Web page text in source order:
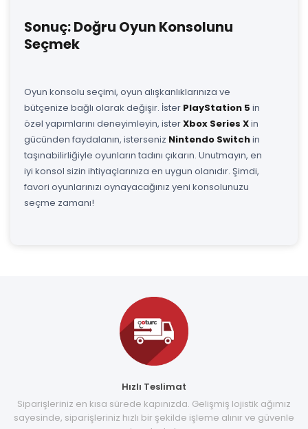
Sonuç: Doğru Oyun Konsolunu
Seçmek
Oyun konsolu seçimi, oyun alışkanlıklarınıza ve
bütçenize bağlı olarak değişir. İster PlayStation 5 in
özel yapımlarını deneyimleyin, isterXbox Series Xin
gücünden faydalanın, isterseniz Nintendo Switchin
taşınabilirliğiyle oyunların tadını çıkarın. Unutmayın, en
iyi konsol sizin ihtiyaçlarınıza en uygun olanıdır. Şimdi,
favori oyunlarınızı oynayacağınız yeni konsolunuzu
seçme zamanı!
Hızlı Teslimat
Siparişleriniz en kısa sürede kapınızda. Gelişmiş lojistik ağımız
sayesinde, siparişleriniz hızlı bir şekilde işleme alınır ve güvenle